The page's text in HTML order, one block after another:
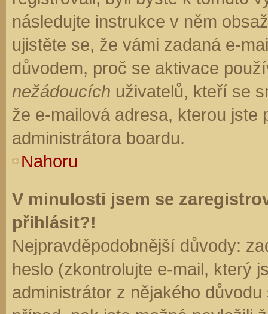
následujte instrukce v něm
ujistěte se, že vámi zadaná e-
důvodem, proč se aktivace
nežádoucích uživatelů, kteří se
že e-mailová adresa, kterou jste
administrátora boardu.
Nahoru
V minulosti jsem se
přihlásit?!
Nejpravděpodobnější důvody:
heslo (zkontrolujte e-mail, který
administrátor z nějakého